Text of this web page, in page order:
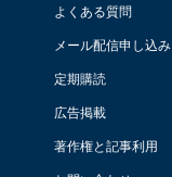
よくある質問
メール配信申し込み
定期購読
広告掲載
著作権と記事利用